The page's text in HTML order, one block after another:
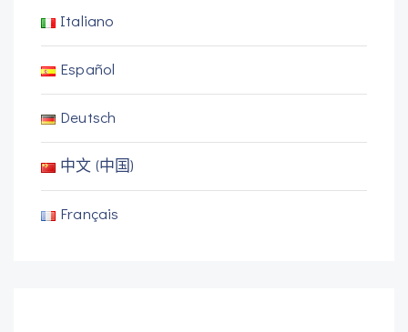
Italiano
Español
Deutsch
中文 (中国)
Français